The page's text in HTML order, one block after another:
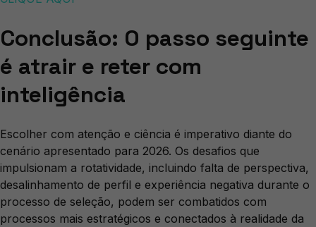
Conclusão: O passo seguinte
é atrair e reter com
inteligência
Escolher com atenção e ciência é imperativo diante do
cenário apresentado para 2026. Os desafios que
impulsionam a rotatividade, incluindo falta de perspectiva,
desalinhamento de perfil e experiência negativa durante o
processo de seleção, podem ser combatidos com
processos mais estratégicos e conectados à realidade da